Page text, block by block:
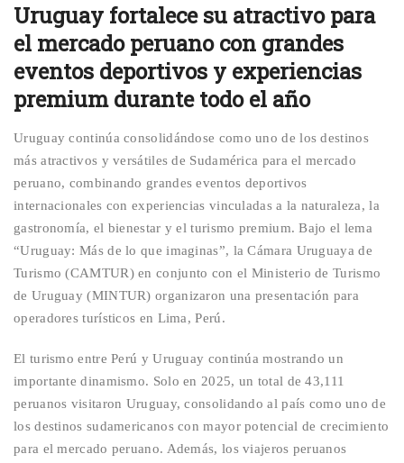
Uruguay fortalece su atractivo para
el mercado peruano con grandes
eventos deportivos y experiencias
premium durante todo el año
Uruguaycontinúa consolidándose como uno de los destinos
más atractivos y versátiles de Sudamérica para el mercado
peruano, combinando grandes eventos deportivos
internacionales con experiencias vinculadas a la naturaleza, la
gastronomía, el bienestar y el turismo premium.Bajo el lema
“Uruguay:Más de lo que imaginas”, la Cámara Uruguaya de
Turismo (CAMTUR) en conjunto con el Ministerio de Turismo
de Uruguay (MINTUR)organizaron una presentación para
operadores turísticos en Lima, Perú.
El turismo entre Perú y Uruguay continúa mostrando un
importante dinamismo. Solo en 2025, un total de 43,111
peruanos visitaron Uruguay, consolidando al país como uno de
los destinos sudamericanos con mayor potencial de crecimiento
para el mercado peruano. Además, los viajeros peruanos